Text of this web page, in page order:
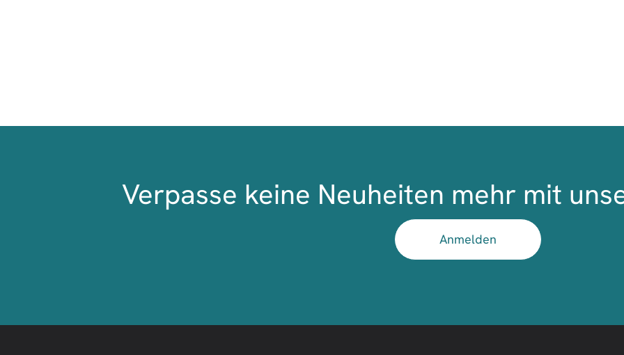
Verpasse keine Neuheiten mehr mit
Anmelden